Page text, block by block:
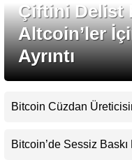
Çiftini Delist
Altcoin’ler
Ayrıntı
Bitcoin Cüzdan
Belirsizliğini Koruyor
Bitcoin’de Sessiz